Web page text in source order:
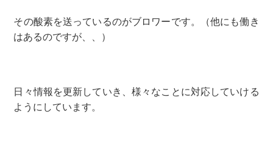
その酸素を送っているのがブロワーです。（他にも働き
はあるのですが、、）
日々情報を更新していき、様々なことに対応していける
ようにしています。